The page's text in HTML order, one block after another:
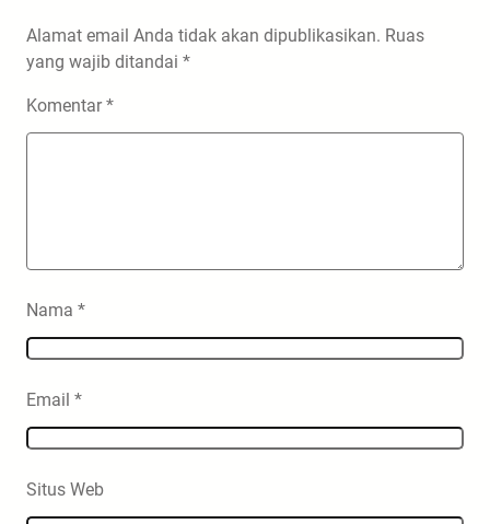
Alamat email Anda tidak akan dipublikasikan. Ruas
yang wajib ditandai *
Komentar*
Nama *
Email *
Situs Web